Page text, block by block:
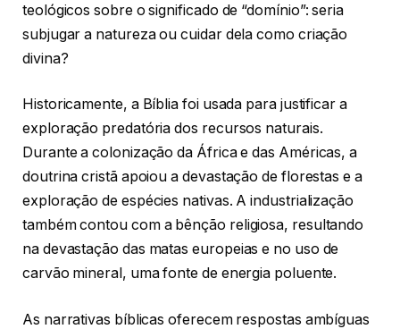
teológicos sobre o significado de “domínio”: seria
subjugar a natureza ou cuidar dela como criação
divina?
Historicamente, a Bíblia foi usada para justificar a
exploração predatória dos recursos naturais.
Durante a colonização da África e das Américas, a
doutrina cristã apoiou a devastação de florestas e a
exploração de espécies nativas. A industrialização
também contou com a bênção religiosa, resultando
na devastação das matas europeias e no uso de
carvão mineral, uma fonte de energia poluente.
As narrativas bíblicas oferecem respostas ambíguas